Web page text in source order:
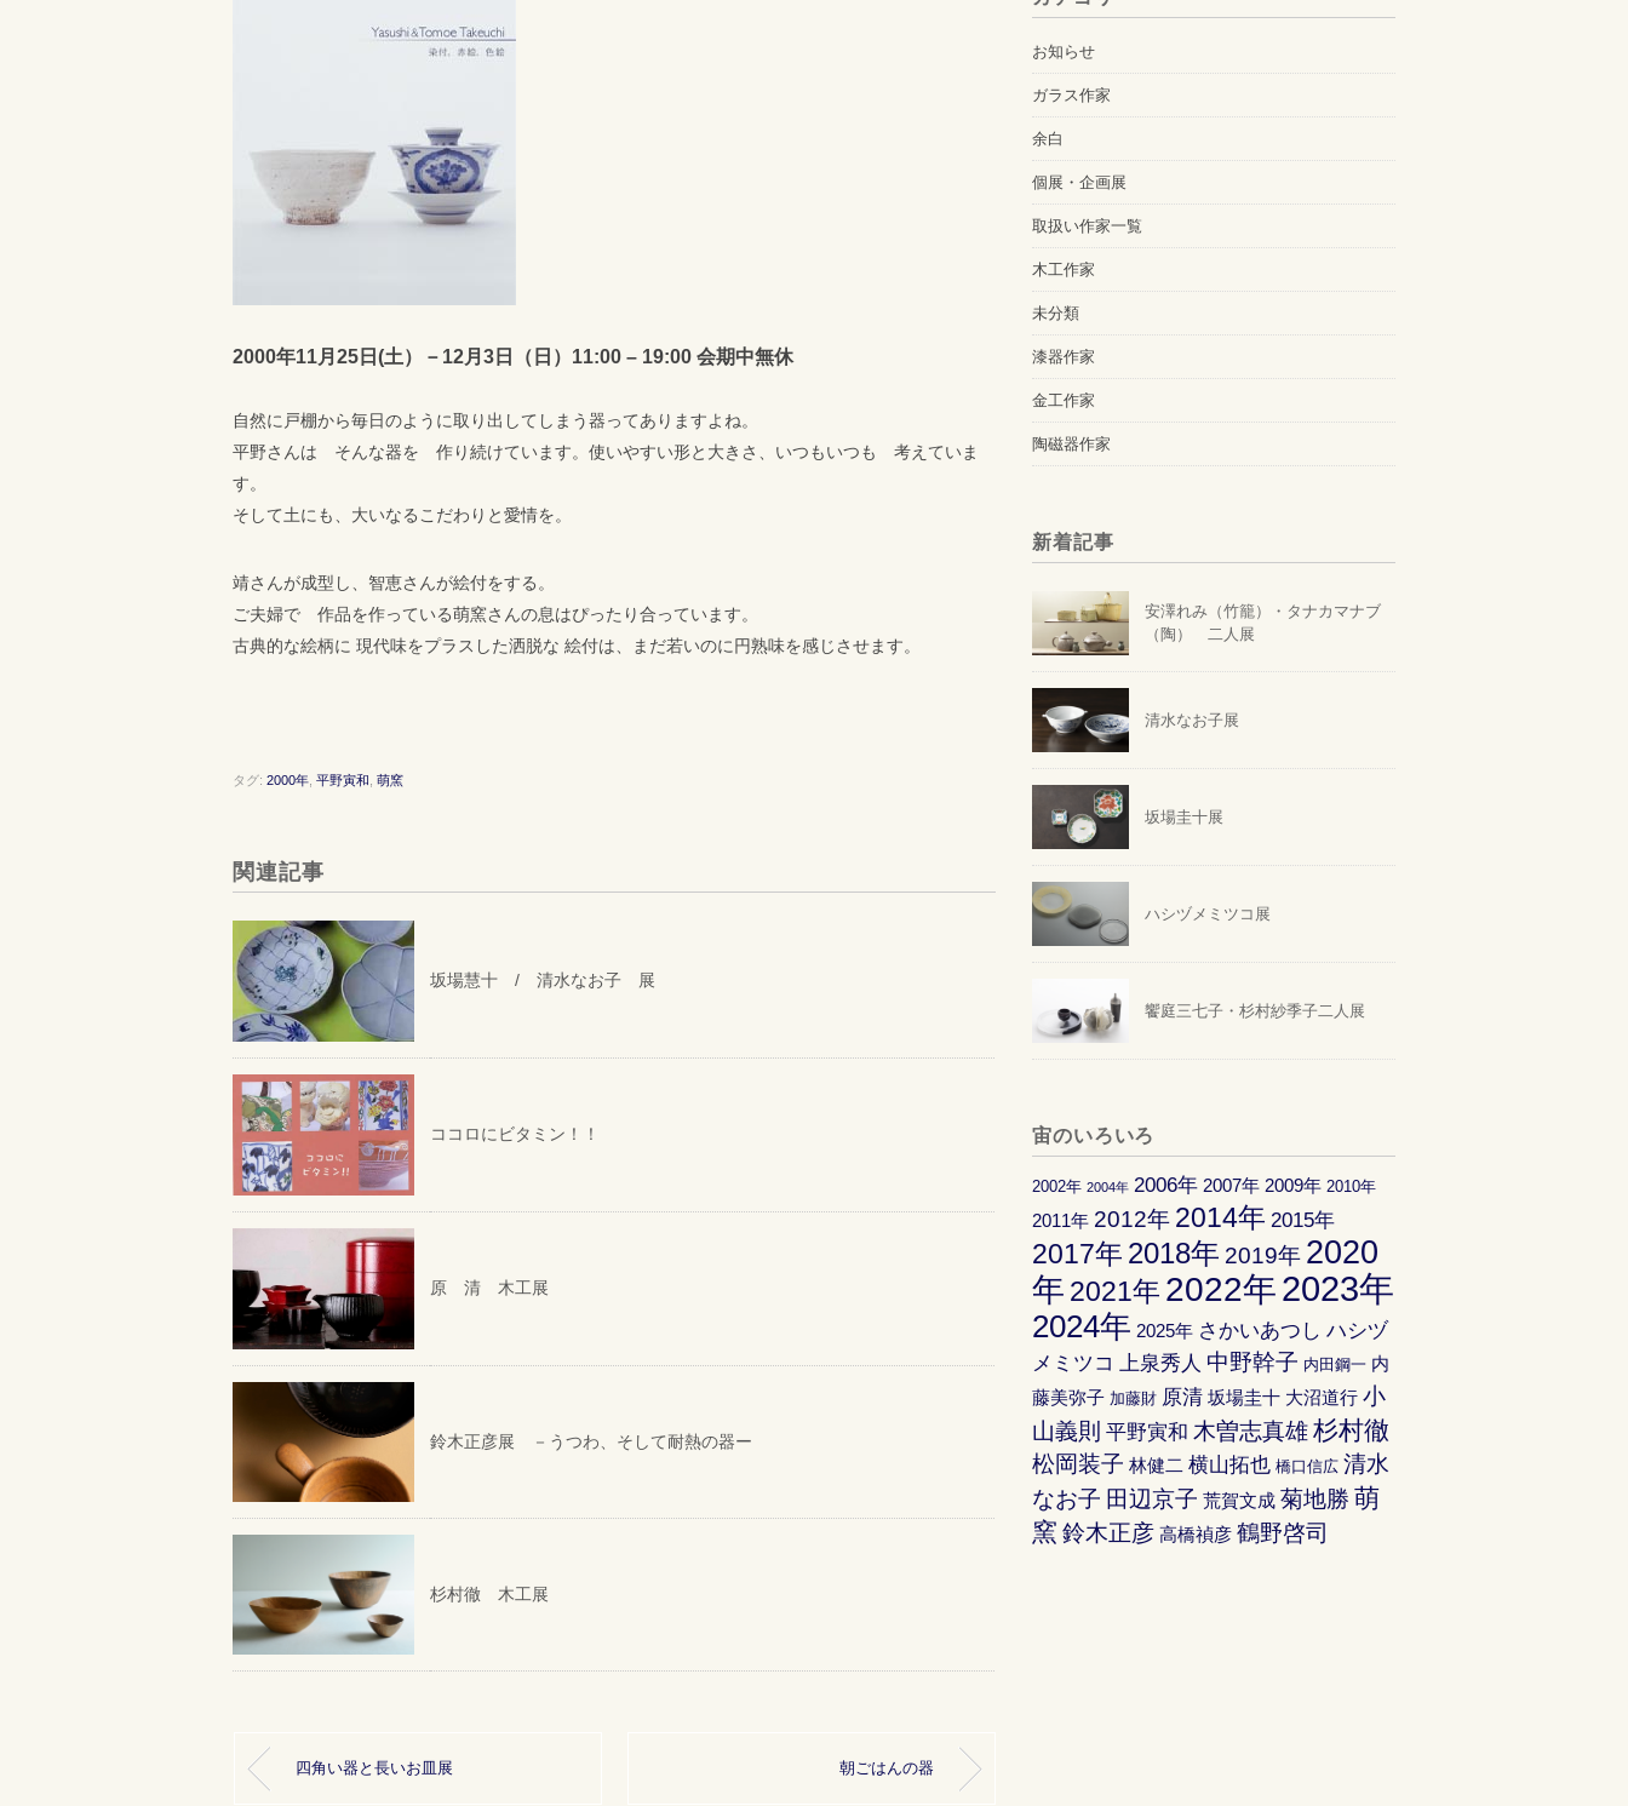
2000年11月25日(土）－12月3日（日）11:00 – 19:00 会期中無休
自然に戸棚から毎日のように取り出してしまう器ってありますよね。
平野さんは そんな器を 作り続けています。使いやすい形と大きさ、いつもいつも 考えていま
す。
そして土にも、大いなるこだわりと愛情を。
靖さんが成型し、智恵さんが絵付をする。
ご夫婦で 作品を作っている萌窯さんの息はぴったり合っています。
古典的な絵柄に 現代味をプラスした洒脱な 絵付は、まだ若いのに円熟味を感じさせます。
タグ: 2000年 平野寅和 萌窯
関連記事
坂場慧十 / 清水なお子 展
ココロにビタミン！！
原 清 木工展
鈴木正彦展 －うつわ、そして耐熱の器ー
杉村徹 木工展
四角い器と長いお皿展 朝ごはんの器
お知らせ
ガラス作家
余白
個展・企画展
取扱い作家一覧
木工作家
未分類
漆器作家
金工作家
陶磁器作家
新着記事
安澤れみ（竹籠）・タナカマナブ
（陶） 二人展
清水なお子展
坂場圭十展
ハシヅメミツコ展
饗庭三七子・杉村紗季子二人展
宙のいろいろ
2002年 2004年 2006年 2007年 2009年 2010年
2011年 2012年 2014年 2015年
2017年 2018年 2019年 2020
年 2021年 2022年2023年
2024年 2025年 さかいあつし ハシヅ
メミツコ 上泉秀人 中野幹子 内田鋼一 内
藤美弥子 加藤財 原清 坂場圭十 大沼道行 小
山義則 平野寅和 木曽志真雄 杉村徹
松岡装子 林健二 横山拓也 橋口信広 清水
なお子 田辺京子 荒賀文成 菊地勝 萌
窯 鈴木正彦 高橋禎彦 鶴野啓司